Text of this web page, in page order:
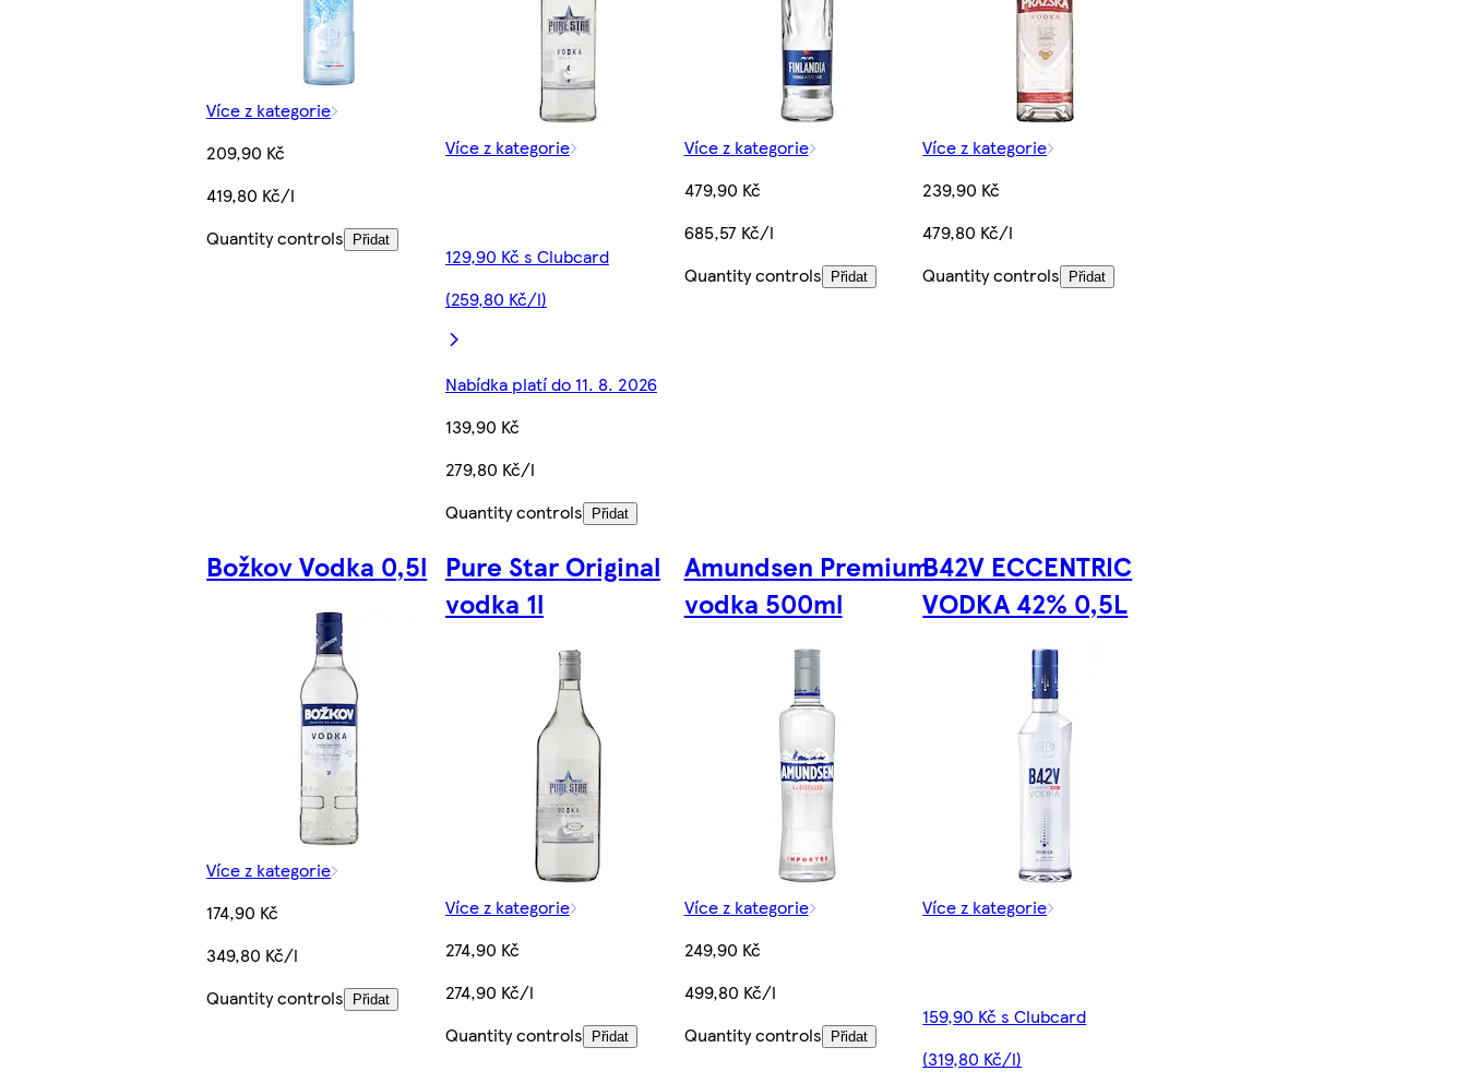
Více z kategorie
209,90 Kč
419,80 Kč/l
Quantity controls
Přidat
Více z kategorie
129,90 Kč s Clubcard
(259,80 Kč/l)
Nabídka platí do 11. 8. 2026
139,90 Kč
279,80 Kč/l
Quantity controls
Přidat
Více z kategorie
479,90 Kč
685,57 Kč/l
Quantity controls
Přidat
Více z kategorie
239,90 Kč
479,80 Kč/l
Quantity controls
Přidat
Božkov Vodka 0,5l
Více z kategorie
174,90 Kč
349,80 Kč/l
Quantity controls
Přidat
Pure Star Original
vodka 1l
Více z kategorie
274,90 Kč
274,90 Kč/l
Quantity controls
Přidat
Amundsen Premium
vodka 500ml
Více z kategorie
249,90 Kč
499,80 Kč/l
Quantity controls
Přidat
B42V ECCENTRIC
VODKA 42% 0,5L
Více z kategorie
159,90 Kč s Clubcard
(319,80 Kč/l)